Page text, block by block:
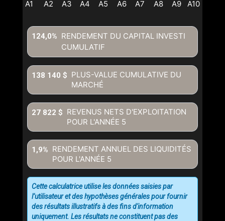
RENDEMENT DU CAPITAL INVESTI
CUMULATIF
124,0%
PLUS-VALUE CUMULATIVE DU
MARCHÉ
138 140 $
REVENUS NETS D'EXPLOITATION
POUR L'ANNÉE 5
27 822 $
RENDEMENT ANNUEL DES LIQUIDITÉS
POUR L'ANNÉE 5
1,9%
Cette calculatrice utilise les données saisies par
l’utilisateur et des hypothèses générales pour fournir
des résultats illustratifs à des fins d'information
uniquement. Les résultats ne constituent pas des